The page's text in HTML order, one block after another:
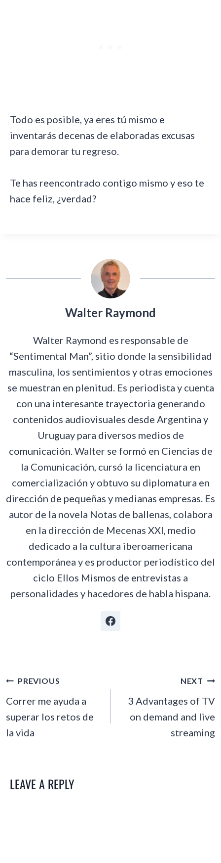
Todo es posible, ya eres tú mismo e
inventarás decenas de elaboradas excusas
para demorar tu regreso.
Te has reencontrado contigo mismo y eso te
hace feliz, ¿verdad?
Walter Raymond
Walter Raymond es responsable de
“Sentimental Man”, sitio donde la sensibilidad
masculina, los sentimientos y otras emociones
se muestran en plenitud. Es periodista y cuenta
con una interesante trayectoria generando
contenidos audiovisuales desde Argentina y
Uruguay para diversos medios de
comunicación. Walter se formó en Ciencias de
la Comunicación, cursó la licenciatura en
comercialización y obtuvo su diplomatura en
dirección de pequeñas y medianas empresas. Es
autor de la novela Notas de ballenas, colabora
en la dirección de Mecenas XXI, medio
dedicado a la cultura iberoamericana
contemporánea y es productor periodístico del
ciclo Ellos Mismos de entrevistas a
personalidades y hacedores de habla hispana.
POST
NAVIGATION
PREVIOUS
Correr me ayuda a
superar los retos de
la vida
NEXT
3 Advantages of TV
on demand and live
streaming
LEAVE A REPLY